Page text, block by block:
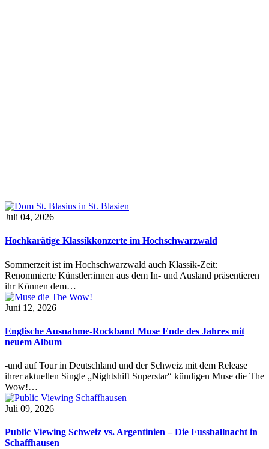
Juli 04, 2026
Hochkarätige Klassikkonzerte im Hochschwarzwald
Sommerzeit ist im Hochschwarzwald auch Klassik-Zeit:
Renommierte Künstler:innen aus dem In- und Ausland präsentieren
ihr Können dem…
Juni 12, 2026
Englische Ausnahme-Rockband Muse Ende des Jahres mit
neuem Album
-und auf Tour in Deutschland und der Schweiz mit dem Release
ihrer aktuellen Single „Nightshift Superstar“ kündigen Muse die The
Wow!…
Juli 09, 2026
Public Viewing Schweiz vs. Argentinien – Die Fussballnacht in
Schaffhausen